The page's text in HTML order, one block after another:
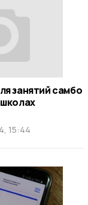
занятий самбо
15:44